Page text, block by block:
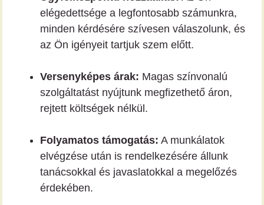
elégedettsége a legfontosabb számunkra,
minden kérdésére szívesen válaszolunk, és
az Ön igényeit tartjuk szem előtt.
Versenyképes árak: Magas színvonalú
szolgáltatást nyújtunk megfizethető áron,
rejtett költségek nélkül.
Folyamatos támogatás: A munkálatok
elvégzése után is rendelkezésére állunk
tanácsokkal és javaslatokkal a megelőzés
érdekében.